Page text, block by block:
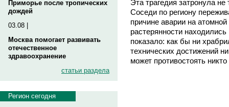
Приморье после тропических
дождей
03.08 |
Москва помогает развивать
отечественное
здравоохранение
статьи раздела
Регион сегодня
Эта трагедия затронула
Соседи по региону
причине аварии на
растерянности
показало: как бы ни
технических достижений
может противостоять